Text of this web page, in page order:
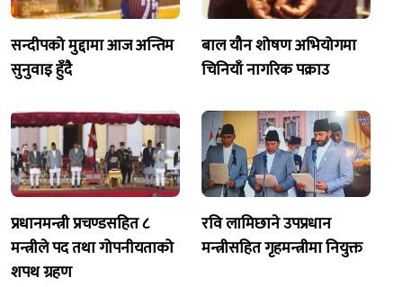
सन्दीपको मुद्दामा आज अन्तिम
सुनुवाइ हुँदै
बाल यौन शोषण अभियोगमा
चिनियाँ नागरिक पक्राउ
प्रधानमन्त्री प्रचण्डसहित ८
मन्त्रीले पद तथा गोपनीयताको
शपथ ग्रहण
रवि लामिछाने उपप्रधान
मन्त्रीसहित गृहमन्त्रीमा नियुक्त